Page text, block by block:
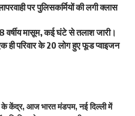
पर पुलिसकर्मियों की लगी क्लास
वर्षीय मासूम, कई घंटे से तलाश जारी।
ही परिवार के 20 लोग हुए फूड प्वाइजन
के केंद्र, आज भारत मंडपम,नई दिल्ली में